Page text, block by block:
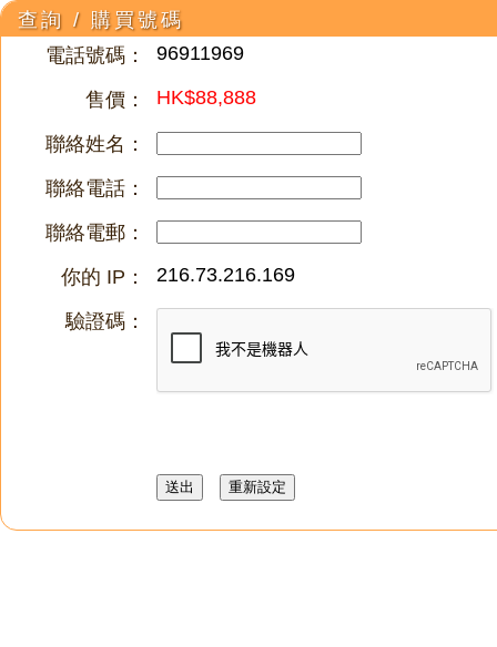
查詢 / 購買號碼
電話號碼：
96911969
售價： HK$88,888
聯絡姓名：
聯絡電話：
聯絡電郵：
你的 IP：
216.73.216.169
驗證碼：